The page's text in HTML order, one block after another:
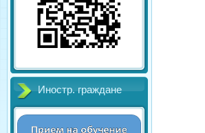
Иностр. граждане